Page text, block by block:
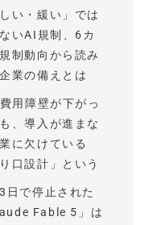
しい・緩い」では
いAI規制、6カ
制動向から読み
業の備えとは
用障壁が下がっ
、導入が進まな
に欠けている
り口設計」という
日で停止された
Fable 5」は